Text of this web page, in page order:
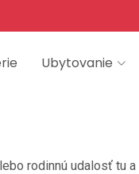
Ubytovanie
rodinnú udalosť tu a